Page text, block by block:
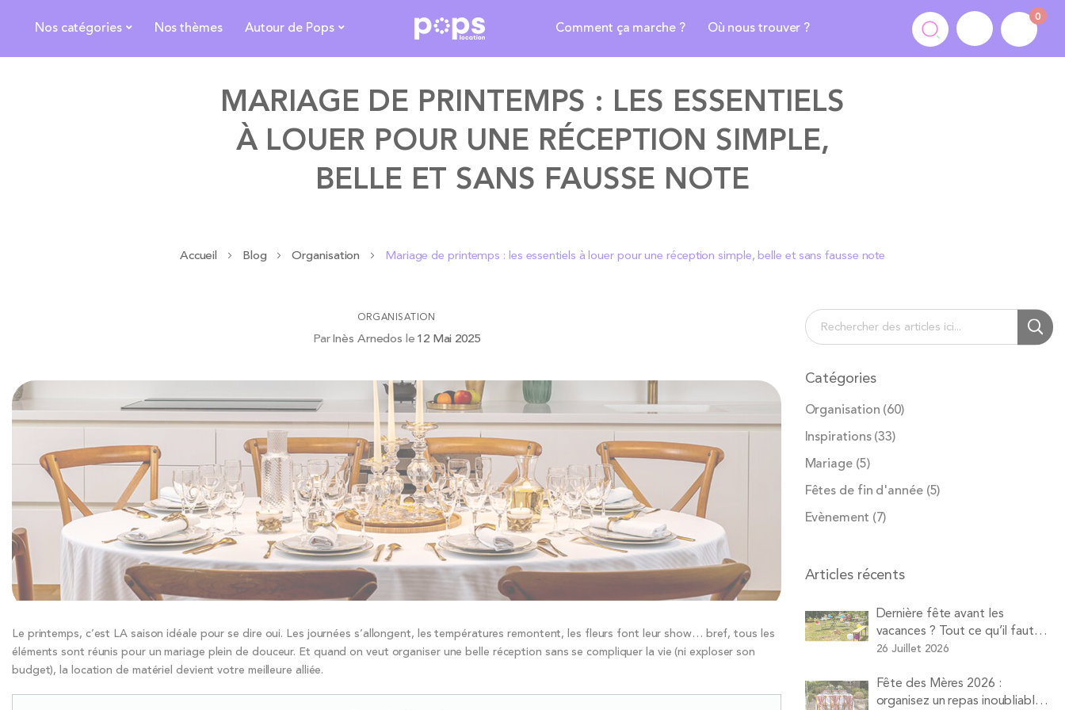
Nos catégories Nos thèmes Autour de Pops Comment ça marche ? Où nous trouver ?
0
MARIAGE DE PRINTEMPS : LES ESSENTIELS
À LOUER POUR UNE RÉCEPTION SIMPLE,
BELLE ET SANS FAUSSE NOTE
Accueil Blog Organisation Mariage de printemps : les essentiels à louer pour une réception simple, belle et sans fausse note
ORGANISATION
ParInès Arnedos le12 Mai 2025
Le printemps, c’est LA saison idéale pour se dire oui. Les journées s’allongent, les températures remontent, les fleurs font leur show… bref, tous les
éléments sont réunis pour un mariage plein de douceur. Et quand on veut organiser une belle réception sans se compliquer la vie (ni exploser son
budget), la location de matériel devient votre meilleure alliée.
Chercher
Catégories
Organisation (60)
Inspirations(33)
Mariage (5)
Fêtes de fin d'année (5)
Evènement (7)
Articles récents
Dernière fête avant les
vacances ? Tout ce qu’il faut
louer pour une soirée d’été
26 Juillet 2026
Fête des Mères 2026 :
organisez un repas inoubliable à